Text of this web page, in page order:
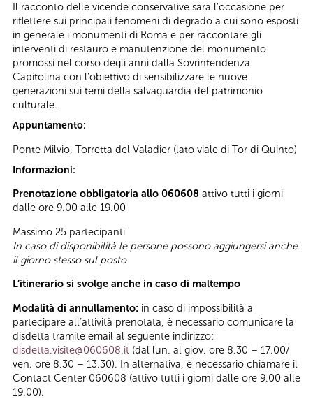
Il racconto delle vicende conservative sarà l’occasione per
riflettere sui principali fenomeni di degrado a cui sono esposti
in generale i monumenti di Roma e per raccontare gli
interventi di restauro e manutenzione del monumento
promossi nel corso degli anni dalla Sovrintendenza
Capitolina con l’obiettivo di sensibilizzare le nuove
generazioni sui temi della salvaguardia del patrimonio
culturale.
Appuntamento:
Ponte Milvio, Torretta del Valadier (lato viale di Tor di Quinto)
Informazioni:
Prenotazione obbligatoria allo 060608 attivo tutti i giorni
dalle ore 9.00 alle 19.00
Massimo 25 partecipanti
In caso di disponibilità le persone possono aggiungersi anche
il giorno stesso sul posto
L’itinerario si svolge anche in caso di maltempo
Modalità di annullamento: in caso di impossibilità a
partecipare all’attività prenotata, è necessario comunicare la
disdetta tramite email al seguente indirizzo:
disdetta.visite@060608.it (dal lun. al giov. ore 8.30 – 17.00/
ven. ore 8.30 – 13.30). In alternativa, è necessario chiamare il
Contact Center 060608 (attivo tutti i giorni dalle ore 9.00 alle
19.00).